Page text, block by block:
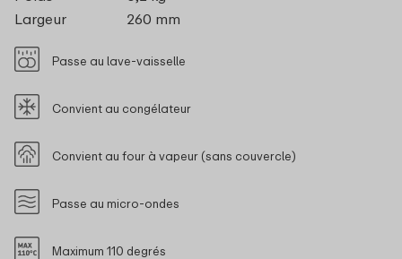
Largeur
260 mm
Passe au lave-vaisselle
Convient au congélateur
Convient au four à vapeur (sans couvercle)
Passe au micro-ondes
Maximum 110 degrés